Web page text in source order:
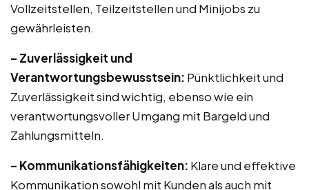
Vollzeitstellen, Teilzeitstellen und Minijobs zu
gewährleisten.
– Zuverlässigkeit und
Verantwortungsbewusstsein: Pünktlichkeit und
Zuverlässigkeit sind wichtig, ebenso wie ein
verantwortungsvoller Umgang mit Bargeld und
Zahlungsmitteln.
– Kommunikationsfähigkeiten: Klare und effektive
Kommunikation sowohl mit Kunden als auch mit